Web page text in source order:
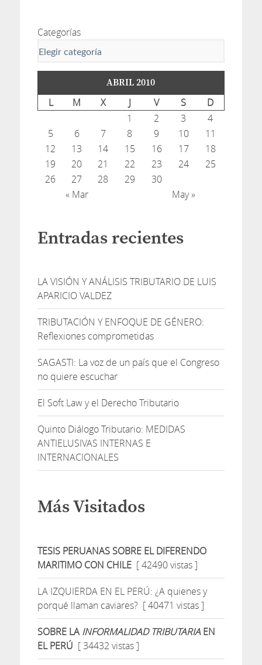
Categorías
ABRIL 2010
L M X J V S D
« Mar May »
1 2 3
4
5
6 7 8 9 10
11
12
13 14 15 16 17
18
19
20 21 22 23 24
25
26
27 28 29 30
Entradas recientes
LA VISIÓN Y ANÁLISIS TRIBUTARIO DE LUIS
APARICIO VALDEZ
TRIBUTACIÓN Y ENFOQUE DE GÉNERO:
Reflexiones comprometidas
SAGASTI: La voz de un país que el Congreso
no quiere escuchar
El Soft Law y el Derecho Tributario
Quinto Diálogo Tributario: MEDIDAS
ANTIELUSIVAS INTERNAS E
INTERNACIONALES
Más Visitados
TESIS PERUANAS SOBRE EL DIFERENDO
MARITIMO CON CHILE[ 42490 vistas ]
LA IZQUIERDA EN EL PERÚ: ¿A quienes y
porqué llaman caviares? [ 40471 vistas ]
SOBRE LAINFORMALIDAD TRIBUTARIAEN
EL PERÚ [ 34432 vistas ]